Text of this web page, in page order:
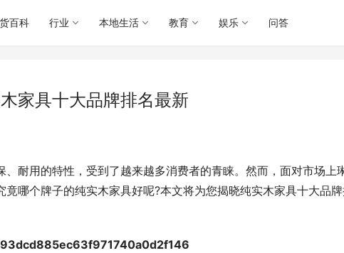
百科 行业 本地生活 教育 娱乐 问答
家具十大品牌排名最新
耐用的特性，受到了越来越多消费者的青睐。然而，面对市场上
哪个牌子的纯实木家具好呢?本文将为您揭晓纯实木家具十大品